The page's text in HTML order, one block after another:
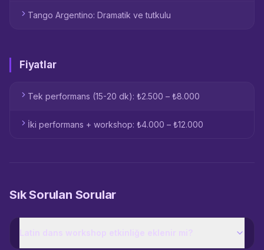
Tango Argentino: Dramatik ve tutkulu
Fiyatlar
Tek performans (15-20 dk): ₺2.500 – ₺8.000
İki performans + workshop: ₺4.000 – ₺12.000
Sık Sorulan Sorular
Latin dans workshop etkinliğe eklenir mi?